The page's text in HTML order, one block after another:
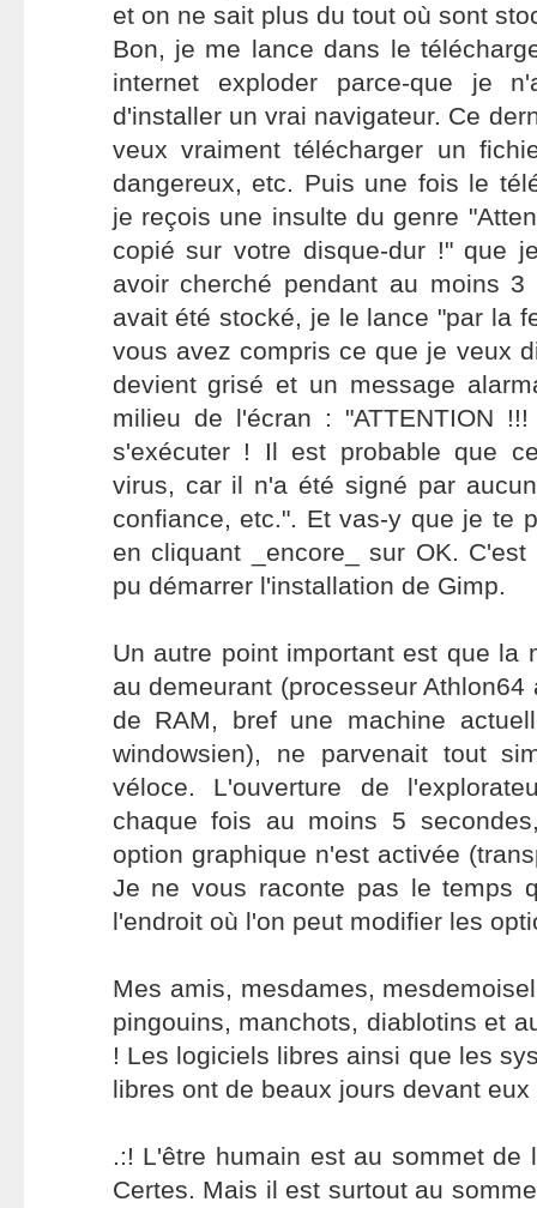
et on ne sait plus du tout où sont
Bon, je me lance dans le
internet exploder parce-que je
d'installer un vrai navigateur. Ce
veux vraiment télécharger un
dangereux, etc. Puis une fois le
je reçois une insulte du genre
copié sur votre disque-dur !" que
avoir cherché pendant au moins
avait été stocké, je le lance "par la
vous avez compris ce que je veux
devient grisé et un message
milieu de l'écran : "ATTENTION
s'exécuter ! Il est probable que
virus, car il n'a été signé par
confiance, etc.". Et vas-y que je te
en cliquant _encore_ sur OK.
pu démarrer l'installation de Gimp.
Un autre point important est que la
au demeurant (processeur
de RAM, bref une machine
windowsien), ne parvenait tout
véloce. L'ouverture de
chaque fois au moins 5
option graphique n'est activée
Je ne vous raconte pas le temps
l'endroit où l'on peut modifier les
Mes amis, mesdames,
pingouins, manchots, diablotins et
! Les logiciels libres ainsi que les
libres ont de beaux jours devant eux
.:! L'être humain est au sommet de
Certes. Mais il est surtout au